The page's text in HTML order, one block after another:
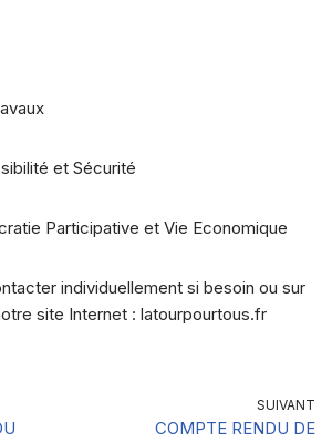
et Sécurité
Participative et Vie Economique
individuellement si besoin ou sur
site Internet : latourpourtous.fr
SUIVANT
COMPTE RENDU DE